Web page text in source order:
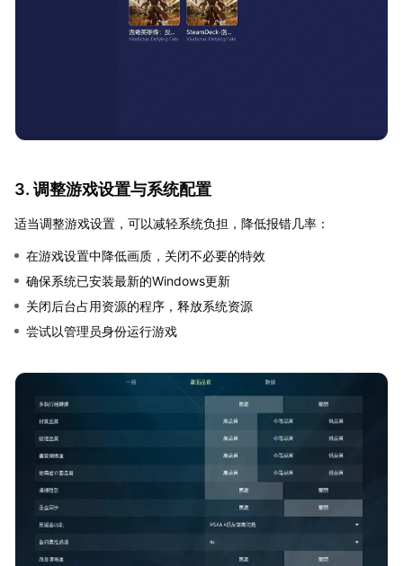
3. 调整游戏设置与系统配置
适当调整游戏设置，可以减轻系统负担，降低报错几率：
在游戏设置中降低画质，关闭不必要的特效
确保系统已安装最新的Windows更新
关闭后台占用资源的程序，释放系统资源
尝试以管理员身份运行游戏